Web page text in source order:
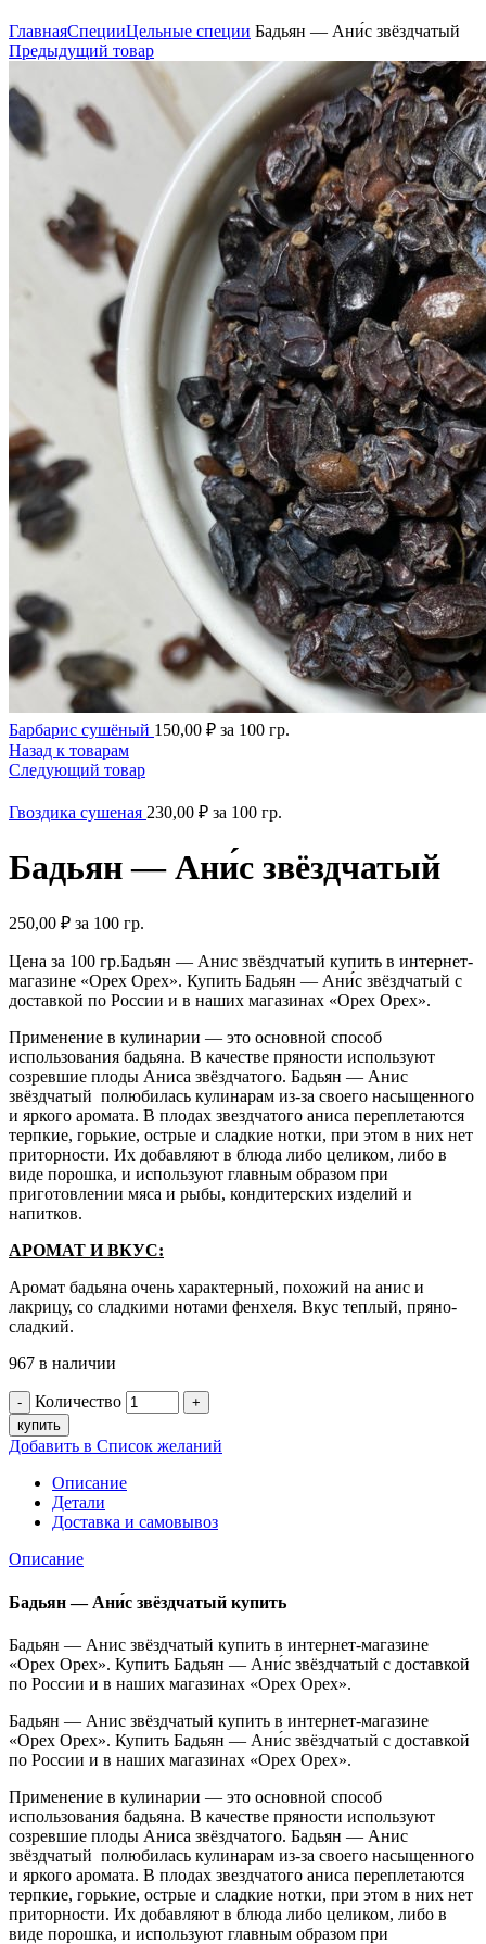
ГлавнаяСпецииЦельные специи Бадьян — Ани́с звёздчатый
Предыдущий товар
Барбарис сушёный 150,00 ₽ за 100 гр.
Назад к товарам
Следующий товар
Гвоздика сушеная 230,00 ₽ за 100 гр.
Бадьян — Ани́с звёздчатый
250,00 ₽ за 100 гр.
Цена за 100 гр.Бадьян — Анис звёздчатый купить в интернет-
магазине «Орех Орех». Купить Бадьян — Ани́с звёздчатый с
доставкой по России и в наших магазинах «Орех Орех».
Применение в кулинарии — это основной способ
использования бадьяна. В качестве пряности используют
созревшие плоды Аниса звёздчатого. Бадьян — Анис
звёздчатый полюбилась кулинарам из-за своего насыщенного
и яркого аромата. В плодах звездчатого аниса переплетаются
терпкие, горькие, острые и сладкие нотки, при этом в них нет
приторности. Их добавляют в блюда либо целиком, либо в
виде порошка, и используют главным образом при
приготовлении мяса и рыбы, кондитерских изделий и
напитков.
АРОМАТ И ВКУС:
Аромат бадьяна очень характерный, похожий на анис и
лакрицу, со сладкими нотами фенхеля. Вкус теплый, пряно-
сладкий.
967 в наличии
Количество
купить
Добавить в Список желаний
Описание
Детали
Доставка и самовывоз
Описание
Бадьян — Ани́с звёздчатый купить
Бадьян — Анис звёздчатый купить в интернет-магазине
«Орех Орех». Купить Бадьян — Ани́с звёздчатый с доставкой
по России и в наших магазинах «Орех Орех».
Бадьян — Анис звёздчатый купить в интернет-магазине
«Орех Орех». Купить Бадьян — Ани́с звёздчатый с доставкой
по России и в наших магазинах «Орех Орех».
Применение в кулинарии — это основной способ
использования бадьяна. В качестве пряности используют
созревшие плоды Аниса звёздчатого. Бадьян — Анис
звёздчатый полюбилась кулинарам из-за своего насыщенного
и яркого аромата. В плодах звездчатого аниса переплетаются
терпкие, горькие, острые и сладкие нотки, при этом в них нет
приторности. Их добавляют в блюда либо целиком, либо в
виде порошка, и используют главным образом при